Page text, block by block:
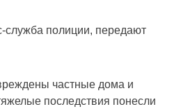
служба полиции, передают
частные дома и
последствия понесли